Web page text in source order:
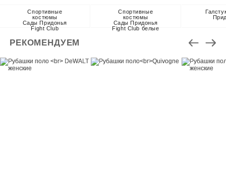
Спортивные
костюмы
Сады Придонья
Fight Club
Спортивные
костюмы
Сады Придонья
Fight Club белые
РЕКОМЕНДУЕМ